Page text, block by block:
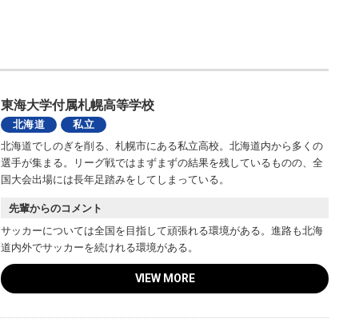
東海大学付属札幌高等学校
北海道 私立
北海道でしのぎを削る、札幌市にある私立高校。北海道内から多くの
選手が集まる。リーグ戦ではまずまずの結果を残しているものの、全
国大会出場には長年足踏みをしてしまっている。
先輩からのコメント
サッカーについては全国を目指して頑張れる環境がある。進路も北海
道内外でサッカーを続けれる環境がある。
VIEW MORE